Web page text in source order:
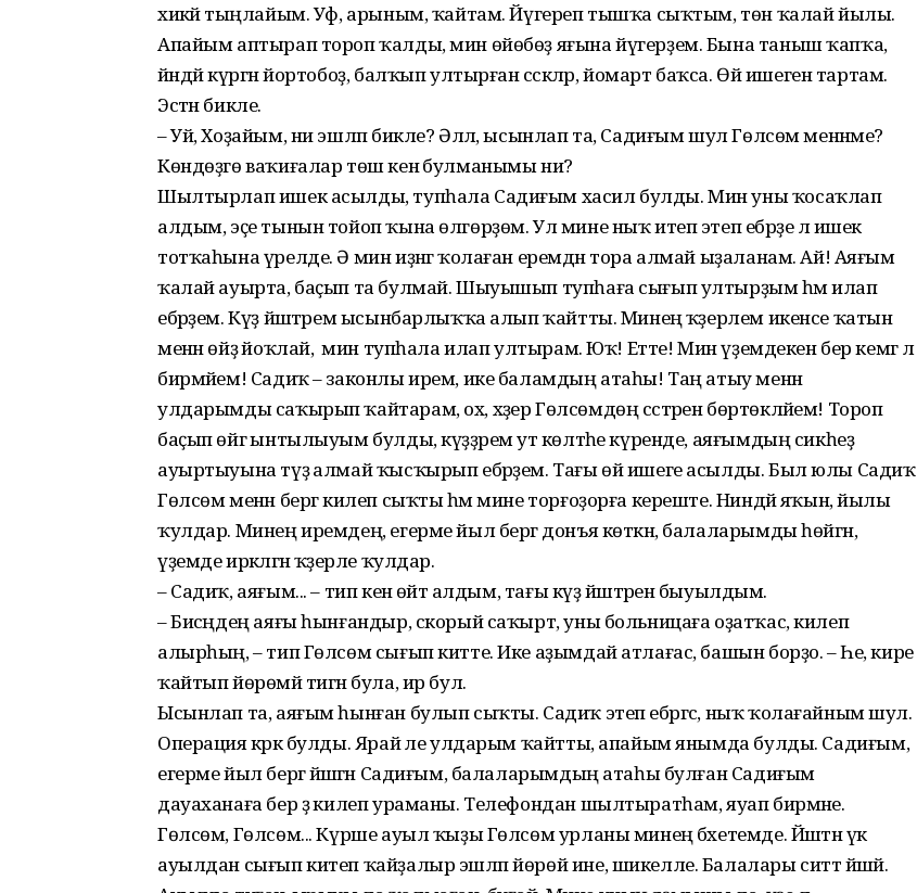
хикәйә тыңлайым. Уф, арыным, ҡайтам. Йүгереп тышҡа сыҡтым, төн ҡалай йылы.
Апайым аптырап тороп ҡалды, мин өйөбөҙ яғына йүгерҙем. Бына таныш ҡапҡа,
йәндәй күргән йортобоҙ, балҡып ултырған сәскәләр, йомарт баҡса. Өй ишеген тартам.
Эстән бикле.
– Уй, Хоҙайым, ни эшләп бикле? Әллә, ысынлап та, Садиғым шул Гөлсөм менәнме?
Көндөҙгө ваҡиғалар төш кенә булманымы ни?
Шылтырлап ишек асылды, тупһала Садиғым хасил булды. Мин уны ҡосаҡлап
алдым, эҫе тынын тойоп ҡына өлгөрҙөм. Ул мине ныҡ итеп этеп ебәрҙе лә ишек
тотҡаһына үрелде. Ә мин иҙәнгә ҡолаған еремдән тора алмай ыҙаланам. Ай! Аяғым
ҡалай ауырта, баҫып та булмай. Шыуышып тупһаға сығып ултырҙым һәм илап
ебәрҙем. Күҙ йәштәрем ысынбарлыҡҡа алып ҡайтты. Минең ҡәҙерлем икенсе ҡатын
менән өйҙә йоҡлай, ә мин тупһала илап ултырам. Юҡ! Етте! Мин үҙемдекен бер кемгә лә
бирмәйем! Садиҡ – законлы ирем, ике баламдың атаһы! Таң атыу менән
улдарымды саҡырып ҡайтарам, ох, хәҙер Гөлсөмдөң сәстәрен бөртөкләйем! Тороп
баҫып өйгә ынтылыуым булды, күҙҙәремә ут көлтәһе күренде, аяғымдың сикһеҙ
ауыртыуына түҙә алмай ҡысҡырып ебәрҙем. Тағы өй ишеге асылды. Был юлы Садиҡ
Гөлсөм менән бергә килеп сыҡты һәм мине торғоҙорға кереште. Ниндәй яҡын, йылы
ҡулдар. Минең иремдең, егерме йыл бергә донъя көткән, балаларымды һөйгән,
үҙемде иркәләгән ҡәҙерле ҡулдар.
– Садиҡ, аяғым... – тип кенә өйтә алдым, тағы күҙ йәштәренә быуылдым.
– Бисәңдең аяғы һынғандыр, скорый саҡырт, уны больницаға оҙатҡас, килеп
алырһың, – тип Гөлсөм сығып китте. Ике аҙымдай атлағас, башын борҙо. – Һе, кире
ҡайтып йөрөмәй тигән була, ир бул.
Ысынлап та, аяғым һынған булып сыҡты. Садиҡ этеп ебәргәс, ныҡ ҡолағайным шул.
Операция кәрәк булды. Ярай әле улдарым ҡайтты, апайым янымда булды. Садиғым,
егерме йыл бергә йәшәгән Садиғым, балаларымдың атаһы булған Садиғым
дауаханаға бер ҙә килеп ураманы. Телефондан шылтыратһам, яуап бирмәне.
Гөлсөм, Гөлсөм... Күрше ауыл ҡыҙы Гөлсөм урланы минең бәхетемде. Йәштән үк
ауылдан сығып китеп ҡайҙалыр эшләп йөрөй ине, шикелле. Балалары ситтә йәшәй.